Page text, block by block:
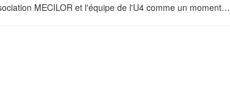
MECILOR et l'équipe de l'U4 comme un moment…